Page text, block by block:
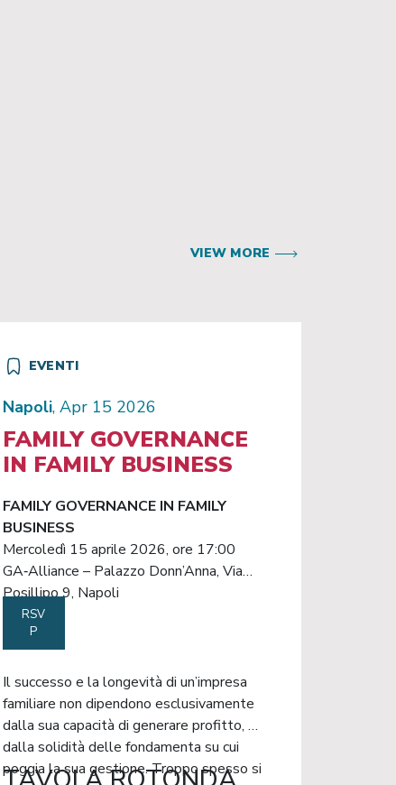
VIEW MORE
EVENTI
Napoli, Apr 15 2026
FAMILY GOVERNANCE
IN FAMILY BUSINESS
FAMILY GOVERNANCE IN FAMILY
BUSINESS
Mercoledì 15 aprile 2026, ore 17:00
GA‑Alliance – Palazzo Donn’Anna, Via
Posillipo 9, Napoli
RSV
P
Il successo e la longevità di un’impresa
familiare non dipendono esclusivamente
dalla sua capacità di generare profitto, ma
dalla solidità delle fondamenta su cui
poggia la sua gestione. Troppo spesso si